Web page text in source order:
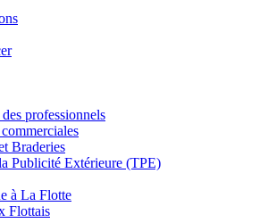
professionnels
commerciales
Braderies
Publicité Extérieure (TPE)
à La Flotte
Flottais